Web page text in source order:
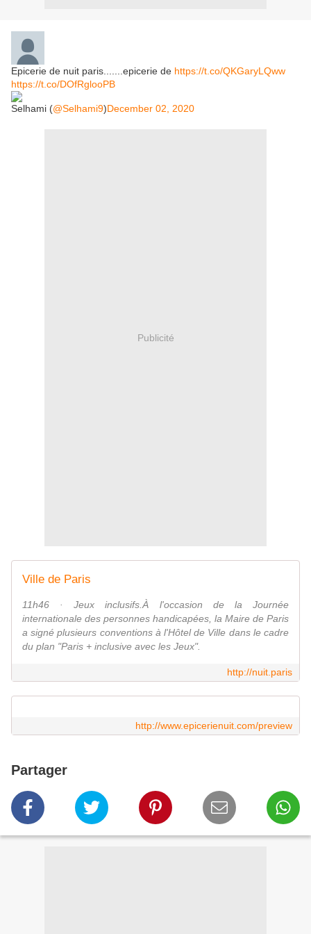
Epicerie de nuit paris.......epicerie de https://t.co/QKGaryLQww
https://t.co/DOfRglooPB
Selhami (@Selhami9)December 02, 2020
Publicité
Ville de Paris
11h46 · Jeux inclusifs.À l'occasion de la Journée
internationale des personnes handicapées, la Maire de Paris
a signé plusieurs conventions à l'Hôtel de Ville dans le cadre
du plan "Paris + inclusive avec les Jeux".
http://nuit.paris
http://www.epicerienuit.com/preview
Partager